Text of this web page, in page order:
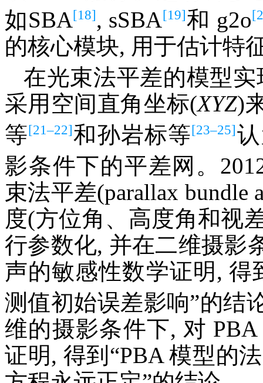
如SBA[18], sSBA[19]和 g2o
的核心模块, 用于估计特
在光束法平差的模型
采用空间直角坐标(XYZ)
等[21–22]和孙岩标等[23–25]
影条件下的平差网。
束法平差(parallax bundle
度(方位角、高度角和视
行参数化, 并在二维摄影
声的敏感性数学证明, 得
测值初始误差影响”的结
维的摄影条件下, 对
证明, 得到“PBA 模型的